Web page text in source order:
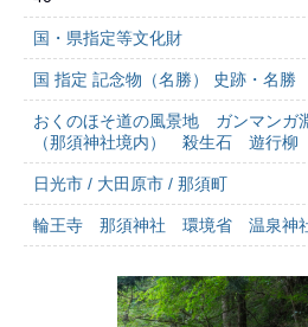
国・県指定等文化財
国 指定 記念物（名勝） 史跡・名勝
おくのほそ道の風景地 ガンマン
（那須神社境内） 殺生石 遊行柳
日光市 / 大田原市 / 那須町
輪王寺 那須神社 環境省 温泉神